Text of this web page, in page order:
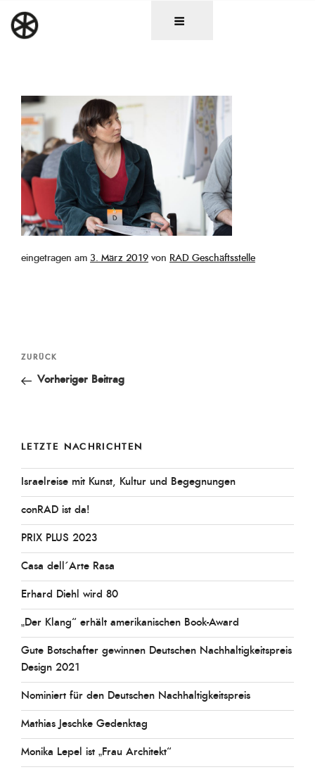
Inhalt
springen
eingetragen am Veröffentlicht
3. März 2019 von RAD Geschäftsstelle
Beitragsnavigation
Vorheriger
Beitrag
ZURÜCK
Vorheriger Beitrag
LETZTE NACHRICHTEN
Israelreise mit Kunst, Kultur und Begegnungen
conRAD ist da!
PRIX PLUS 2023
Casa dell´Arte Rasa
Erhard Diehl wird 80
„Der Klang“ erhält amerikanischen Book-Award
Gute Botschafter gewinnen Deutschen Nachhaltigkeitspreis
Design 2021
Nominiert für den Deutschen Nachhaltigkeitspreis
Mathias Jeschke Gedenktag
Monika Lepel ist „Frau Architekt“